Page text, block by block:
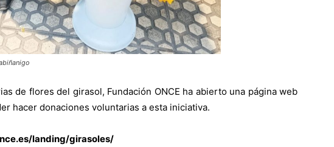
de flores del girasol, Fundación ONCE ha abierto una página web
hacer donaciones voluntarias a esta iniciativa.
landing/girasoles/